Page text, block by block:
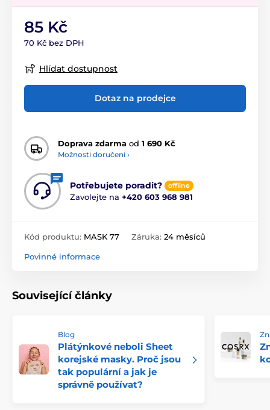
85 Kč
70 Kč bez DPH
Hlídat dostupnost
Dotaz na prodejce
Doprava zdarma od 1 690 Kč
Možnosti doručení ›
Potřebujete poradit? offline
Zavolejte na +420 603 968 981
Kód produktu: MASK 77 Záruka: 24 měsíců
Povinné informace
Související články
Blog
Plátýnkové neboli Sheet
korejské masky. Proč jsou
tak populární a jak je
správně používat?